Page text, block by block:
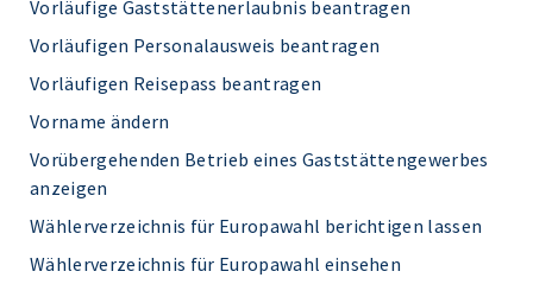
Vorläufige Gaststättenerlaubnis beantragen
Vorläufigen Personalausweis beantragen
Vorläufigen Reisepass beantragen
Vorname ändern
Vorübergehenden Betrieb eines Gaststättengewerbes
anzeigen
Wählerverzeichnis für Europawahl berichtigen lassen
Wählerverzeichnis für Europawahl einsehen